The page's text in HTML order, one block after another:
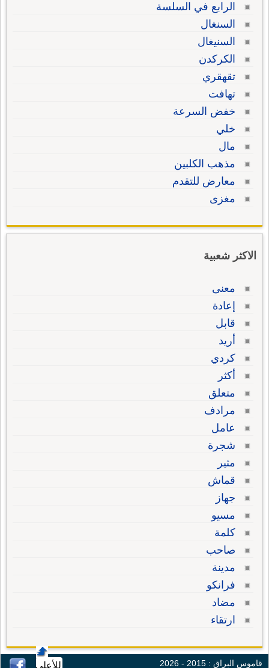
الرابع في السلسة
السنغال
السنيغال
الكركدن
تقهقري
تهافت
خفض السرعة
خلي
مال
مذهب الكلبين
معارض للتقدم
مغزى
الاكثر شعبية
معنى
إعادة
قابل
أريد
كردي
أكثر
متعلق
مرادف
عامل
شجرة
مثير
قماش
جهاز
مسيو
كلمة
صاحب
مدينة
فرانكو
مضاد
ارتقاء
للأعلى قاموس البراق : 2015 - 2026